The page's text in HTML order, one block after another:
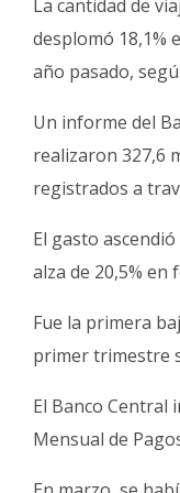
Fúnebres
La cantidad de
desplomó 18,1%
año pasado,
Un informe del
realizaron 327,6
registrados a
El gasto
alza de 20,5%
Fue la primera
primer trimestre
El Banco Central
Mensual de